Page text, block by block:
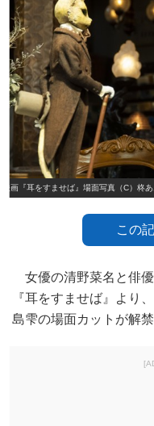
映画『耳をすませば』場面写真（C）柊
この
女優の清野菜名と俳
『耳をすませば』より
島雫の場面カットが解禁